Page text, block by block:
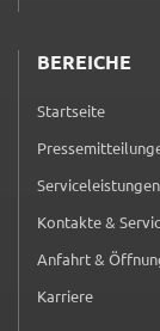
BEREICHE
Startseite
Kontakte &
Anfahrt &
Karriere